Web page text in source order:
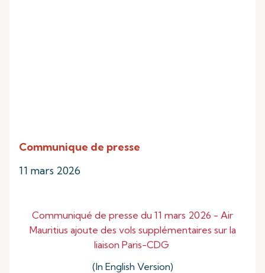
Communique de presse
11 mars 2026
Communiqué de presse du 11 mars 2026 - Air
Mauritius ajoute des vols supplémentaires sur la
liaison Paris-CDG
(In English Version)